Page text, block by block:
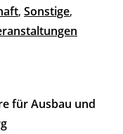
, Sonstige,
für Ausbau und